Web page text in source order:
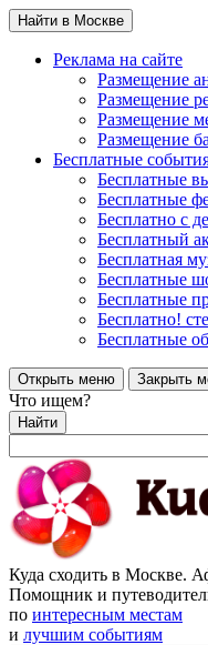
Найти в Москве
Реклама на сайте
Размещение
Размещение
Размещение
Размещение
Бесплатные
Бесплатные
Бесплатные
Бесплатно с
Бесплатный
Бесплатная
Бесплатные
Бесплатные
Бесплатно!
Бесплатные
Открыть меню Закрыть
Что ищем?
Найти
Куда сходить в Москве.
Помощник и
по интересным местам
и лучшим событиям